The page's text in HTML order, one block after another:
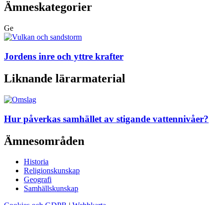
Ämneskategorier
Ge
Jordens inre och yttre krafter
Liknande lärarmaterial
Hur påverkas samhället av stigande vattennivåer?
Ämnesområden
Historia
Religionskunskap
Geografi
Samhällskunskap